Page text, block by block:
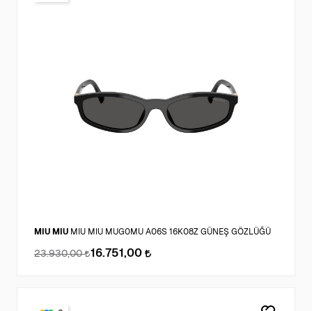
MIU MIU MIU MIU MUG0MU A06S 16K08Z GÜNEŞ GÖZLÜĞÜ
23.930,00 16.751,00